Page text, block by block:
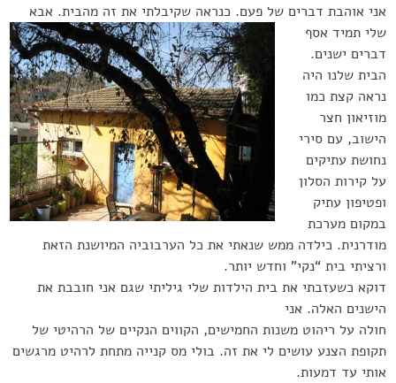
אני אוהבת דברים של פעם. כנראה שקיבלתי את זה מהבית. אבא
שלי תמיד אסף
דברים ישנים.
הבית שלנו היה
נראה קצת כמו
מוזיאון חצר
הישוב, עם סירי
נחושת עתיקים
על קירות הסלון
ופטיפון עתיק
במקום מערכת
מודרנית. כילדה ממש שנאתי את כל הערבוביה המיושנת הזאת
ורציתי בית “נקי” וחדש יותר.
דוקא כשעזבתי את בית הילדות שלי גיליתי שגם אני חובבת את
הישנים האלה. אני
חולה על ריהוט משנות החמישים, הקווים הנקיים של הרהיטי של
תקופת הצנע עושים לי את זה. בולי מס קנייה מתחת לרהיט מרגשים
אותי עד דמעות.